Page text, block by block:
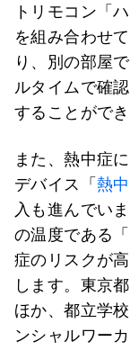
トリモコン「
を組み合わせ
り、別の部屋
ルタイムで確
することができ
また、熱中症
デバイス「 熱
入も進んでい
の温度である
症のリスクが
します。東京
ほか、都立学
ンシャルワー